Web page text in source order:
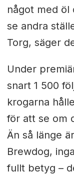
något med öl
se andra
Torg, säger
Under
snart 1 500
krogarna
för att se om
Än så länge
Brewdog,
fullt betyg –